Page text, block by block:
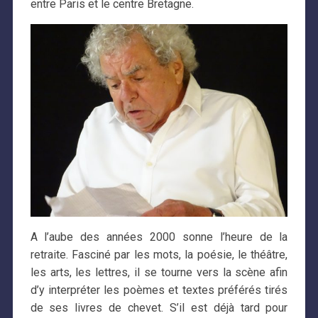
entre Paris et le centre Bretagne.
A l’aube des années 2000 sonne l’heure de la
retraite. Fasciné par les mots, la poésie, le théâtre,
les arts, les lettres, il se tourne vers la scène afin
d’y interpréter les poèmes et textes préférés tirés
de ses livres de chevet. S’il est déjà tard pour